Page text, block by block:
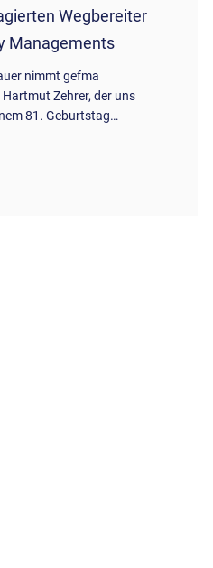
Wegbereiter
Managements
nimmt gefma
Zehrer, der uns
81. Geburtstag…